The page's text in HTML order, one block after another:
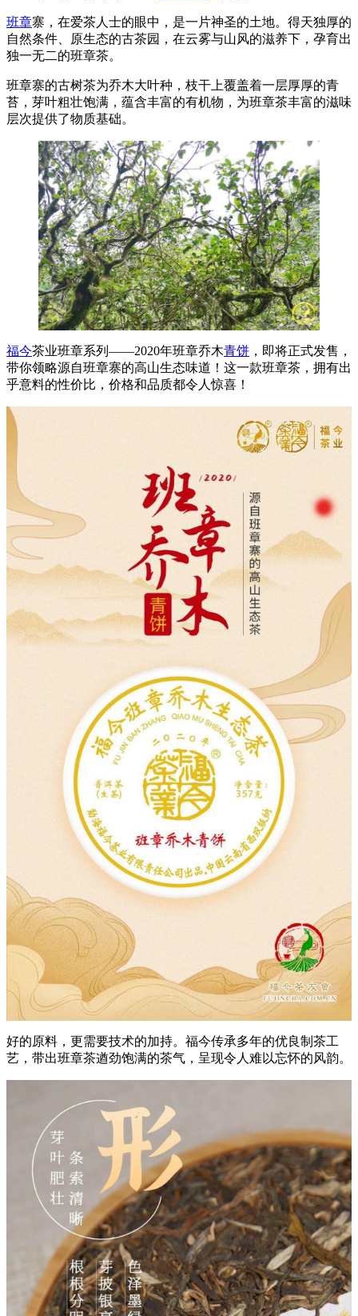
班章寨，在爱茶人士的眼中，是一片神圣的土地。得天独厚的
自然条件、原生态的古茶园，在云雾与山风的滋养下，孕育出
独一无二的班章茶。
班章寨的古树茶为乔木大叶种，枝干上覆盖着一层厚厚的青
苔，芽叶粗壮饱满，蕴含丰富的有机物，为班章茶丰富的滋味
层次提供了物质基础。
福今茶业班章系列——2020年班章乔木青饼 ，即将正式发售，
带你领略源自班章寨的高山生态味道！这一款班章茶，拥有出
乎意料的性价比，价格和品质都令人惊喜！
好的原料，更需要技术的加持。福今传承多年的优良制茶工
艺，带出班章茶遒劲饱满的茶气，呈现令人难以忘怀的风韵。